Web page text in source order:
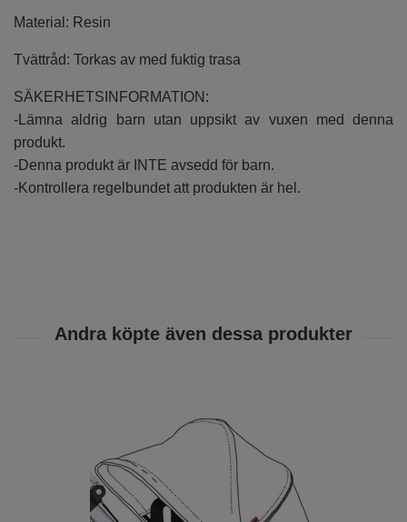
Material: Resin
Tvättråd: Torkas av med fuktig trasa
SÄKERHETSINFORMATION:
-Lämna aldrig barn utan uppsikt av vuxen med denna
produkt.
-Denna produkt är INTE avsedd för barn.
-Kontrollera regelbundet att produkten är hel.